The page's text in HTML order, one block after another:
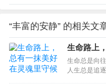
“丰富的安静” 的相关文
生命路上
生命总是向
人生总是追